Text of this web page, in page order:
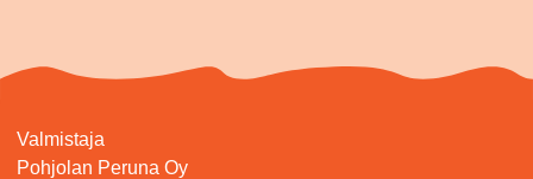
Valmistaja
Pohjolan Peruna Oy